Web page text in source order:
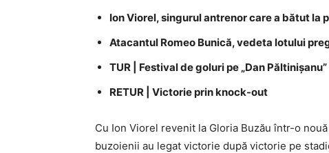
Ion Viorel, singurul antrenor care a bătut la
Atacantul Romeo Bunică, vedeta lotului
TUR | Festival de goluri pe „Dan Păltinişanu”
RETUR | Victorie prin knock-out
Cu Ion Viorel revenit la Gloria Buzău într-o
buzoienii au legat victorie după victorie pe